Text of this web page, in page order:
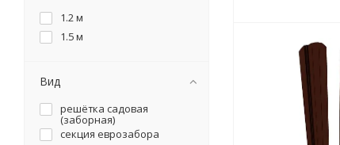
1.2 м
1.5 м
Вид
решётка садовая
(заборная)
секция еврозабора